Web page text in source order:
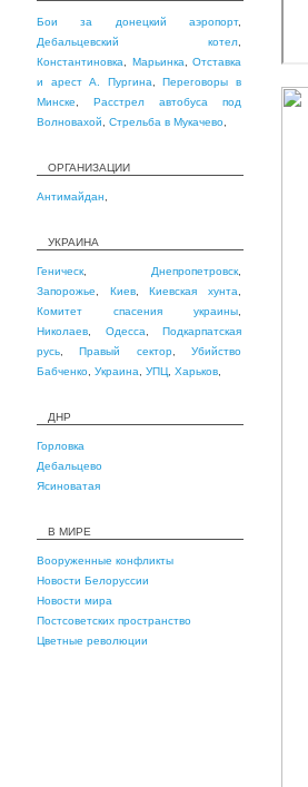
Бои за донецкий аэропорт,
Дебальцевский котел
Константиновка
Марьинка
Отставка
и арест А. Пургина ,Переговоры в
Минске
Расстрел автобуса под
Волновахой
Стрельба в Мукачево
ОРГАНИЗАЦИИ
Антимайдан
УКРАИНА
Геническ Днепропетровск
Запорожье
Киев,Киевская хунта
Комитет спасения украины
Николаев
Одесса
Подкарпатская
русь ,Правый сектор,Убийство
Бабченко Украина УПЦ Харьков
ДНР
Горловка
Дебальцево
Ясиноватая
В МИРЕ
Вооруженные конфликты
Новости Белоруссии
Новости мира
Постсоветских пространство
Цветные революции